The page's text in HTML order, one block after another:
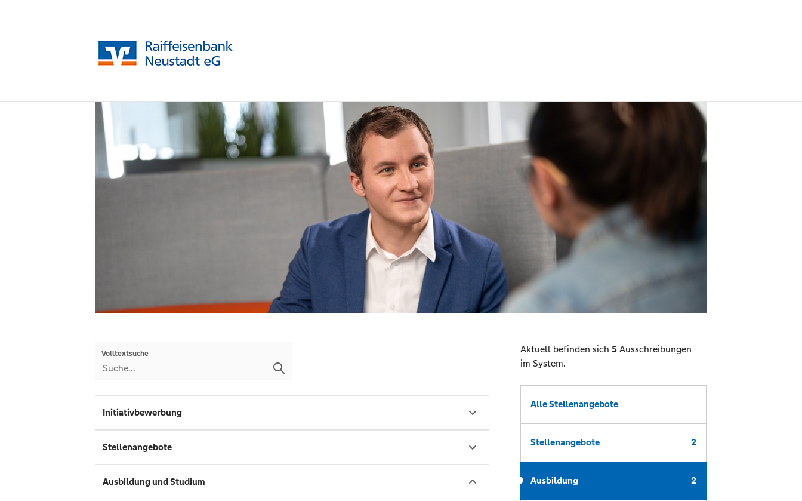
Aktuell befinden sich 5 Ausschreibungen
im System.
Alle Stellenangebote
Stellenangebote 2
Ausbildung 2
Volltextsuche
Initiativbewerbung
Stellenangebote
Ausbildung und Studium